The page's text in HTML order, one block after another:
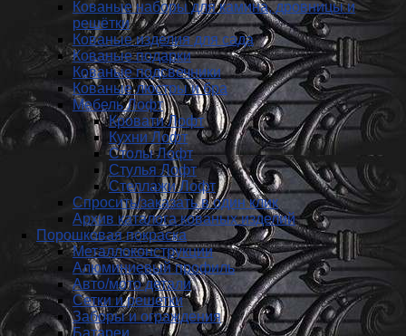
Кованые наборы для камина, дровницы и
решётки
Кованые изделия для сада
Кованые подарки
Кованые подсвечники
Кованые люстры и бра
Мебель Лофт
Кровати Лофт
Кухни Лофт
Столы Лофт
Стулья Лофт
Стеллажи Лофт
Спросить/заказать в один клик
Архив каталога кованых изделий
Порошковая покраска
Металлоконструкции
Алюминиевый профиль
Авто/мото детали
Сетки и решетки
Заборы и ограждения
Батареи